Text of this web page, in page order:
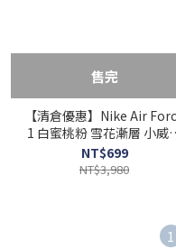
售完
【清倉優惠】Nike Air
1 白蜜桃粉 雪花漸層 小威廉
斯 DM0985-100
NT$699
NT$3,980
1